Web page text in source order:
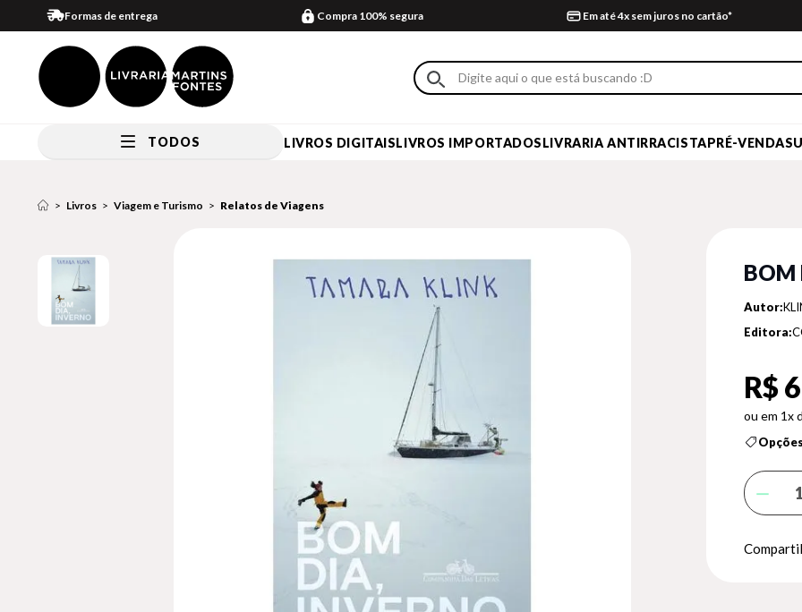
Formas de entrega Compra 100% segura Em até 4x sem juros no cartão*
TODOS LIVROS DIGITAISLIVROS IMPORTADOSLIVRARIA ANTIRRACISTAPRÉ-VENDA
Livros Viagem e Turismo Relatos de Viagens
BOM
Autor:
Editora:
R$
1x